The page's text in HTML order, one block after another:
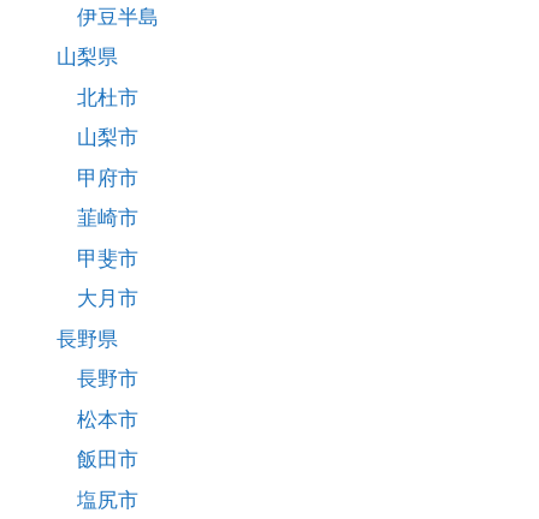
伊豆半島
山梨県
北杜市
山梨市
甲府市
韮崎市
甲斐市
大月市
長野県
長野市
松本市
飯田市
塩尻市